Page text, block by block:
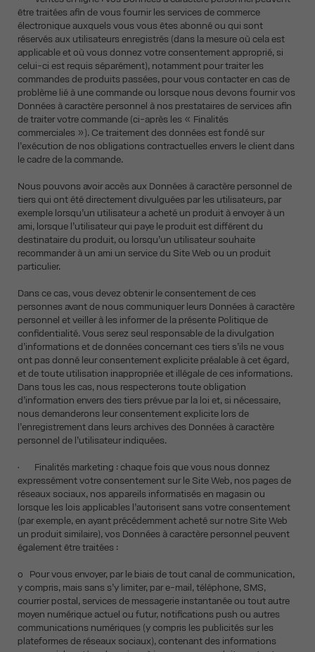
être traitées afin de vous fournir les services de commerce
électronique auxquels vous vous êtes abonné ou qui sont
réservés aux utilisateurs enregistrés (dans la mesure où cela est
applicable et où vous donnez votre consentement approprié, si
celui-ci est requis séparément), notamment pour traiter les
commandes de produits passées, pour vous contacter en cas de
problème lié à une commande ou lorsque nous devons fournir vos
Données à caractère personnel à nos prestataires de services afin
de traiter votre commande (ci-après les « Finalités
commerciales »). Ce traitement des données est fondé sur
l’exécution de nos obligations contractuelles envers le client dans
le cadre de la commande.
Nous pouvons avoir accès aux Données à caractère personnel de
tiers qui ont été directement divulguées par les utilisateurs, par
exemple lorsqu’un utilisateur a acheté un produit à envoyer à un
ami, lorsque l’utilisateur qui paye le produit est différent du
destinataire du produit, ou lorsqu’un utilisateur souhaite
recommander à un ami un service du Site Web ou un produit
particulier.
Dans ce cas, vous devez obtenir le consentement de ces
personnes avant de nous communiquer leurs Données à caractère
personnel et veiller à les informer de la présente Politique de
confidentialité. Vous serez seul responsable de la divulgation
d’informations et de données concernant ces tiers s’ils ne vous
ont pas donné leur consentement explicite préalable à cet égard,
et de toute utilisation inappropriée et illégale de ces informations.
Dans tous les cas, nous respecterons toute obligation
d’information envers des tiers prévue par la loi et, si nécessaire,
nous demanderons leur consentement explicite lors de
l’enregistrement dans leurs archives des Données à caractère
personnel de l’utilisateur indiquées.
• Finalités marketing : chaque fois que vous nous donnez
expressément votre consentement sur le Site Web, nos pages de
réseaux sociaux, nos appareils informatisés en magasin ou
lorsque les lois applicables l’autorisent sans votre consentement
(par exemple, en ayant précédemment acheté sur notre Site Web
un produit similaire), vos Données à caractère personnel peuvent
également être traitées :
o Pour vous envoyer, par le biais de tout canal de communication,
y compris, mais sans s’y limiter, par e-mail, téléphone, SMS,
courrier postal, services de messagerie instantanée ou tout autre
moyen numérique actuel ou futur, notifications push ou autres
communications numériques (y compris les publicités sur les
plateformes de réseaux sociaux), contenant des informations